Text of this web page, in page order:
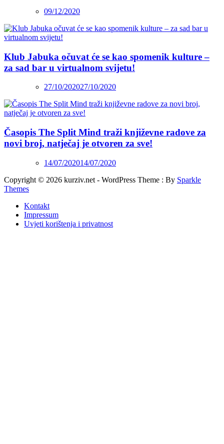
09/12/2020
Klub Jabuka očuvat će se kao spomenik kulture –
za sad bar u virtualnom svijetu!
27/10/202027/10/2020
Časopis The Split Mind traži književne radove za
novi broj, natječaj je otvoren za sve!
14/07/202014/07/2020
Copyright © 2026 kurziv.net - WordPress Theme : By Sparkle
Themes
Kontakt
Impressum
Uvjeti korištenja i privatnost